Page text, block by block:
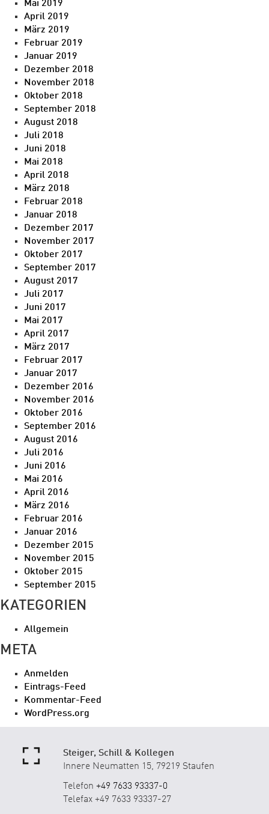
Mai 2019
April 2019
März 2019
Februar 2019
Januar 2019
Dezember 2018
November 2018
Oktober 2018
September 2018
August 2018
Juli 2018
Juni 2018
Mai 2018
April 2018
März 2018
Februar 2018
Januar 2018
Dezember 2017
November 2017
Oktober 2017
September 2017
August 2017
Juli 2017
Juni 2017
Mai 2017
April 2017
März 2017
Februar 2017
Januar 2017
Dezember 2016
November 2016
Oktober 2016
September 2016
August 2016
Juli 2016
Juni 2016
Mai 2016
April 2016
März 2016
Februar 2016
Januar 2016
Dezember 2015
November 2015
Oktober 2015
September 2015
KATEGORIEN
Allgemein
META
Anmelden
Eintrags-Feed
Kommentar-Feed
WordPress.org
Steiger, Schill & Kollegen
Innere Neumatten 15, 79219 Staufen
Telefon +49 7633 93337-0
Telefax +49 7633 93337-27